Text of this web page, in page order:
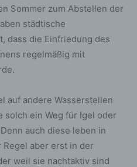
Sommer zum Abstellen der
städtische
dass die Einfriedung des
regelmäßig mit
auf andere Wasserstellen
solch ein Weg für Igel oder
auch diese leben in
Regel aber erst in der
weil sie nachtaktiv sind